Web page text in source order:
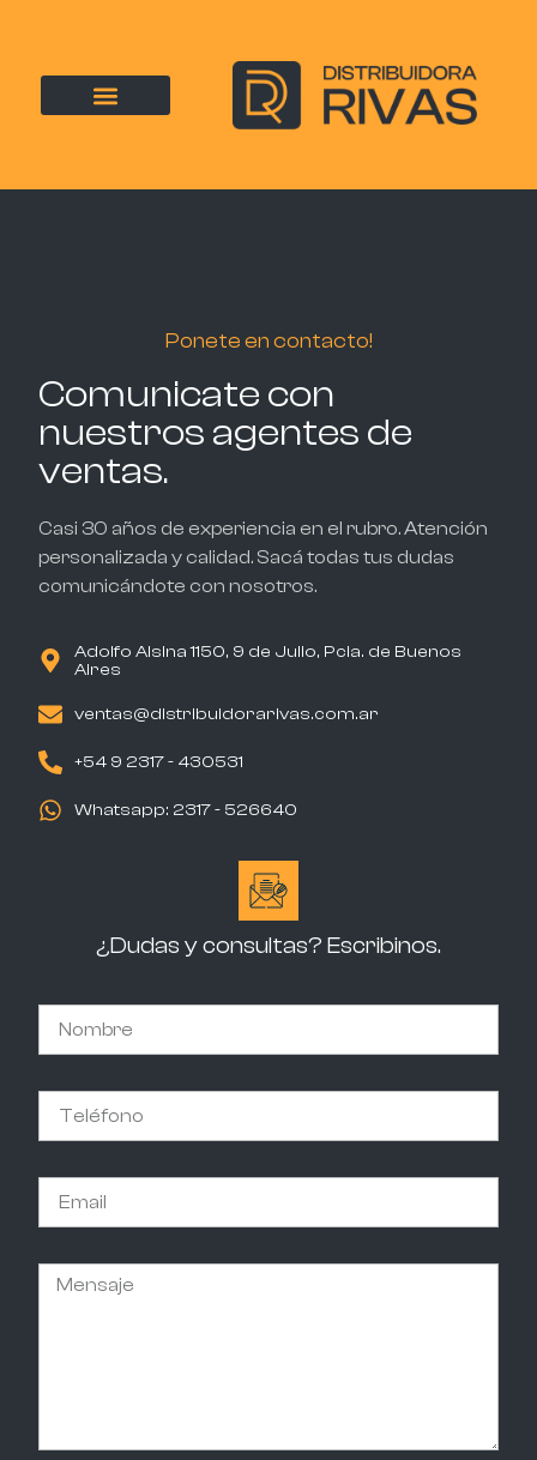
Ponete en contacto!
Comunicate con
nuestros agentes de
ventas.
Casi 30 años de experiencia en el rubro. Atención
personalizada y calidad. Sacá todas tus dudas
comunicándote con nosotros.
Adolfo Alsina 1150, 9 de Julio, Pcia. de Buenos
Aires
ventas@distribuidorarivas.com.ar
+54 9 2317 - 430531
Whatsapp: 2317 - 526640
¿Dudas y consultas? Escribinos.